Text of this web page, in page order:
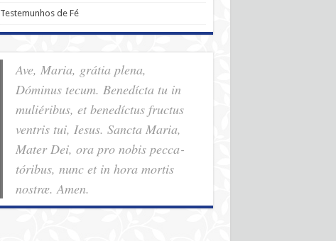
Testemunhos de Fé
Ave, Maria, grátia plena,
Dóminus tecum. Benedícta tu in
muliéribus, et benedíctus fructus
ventris tui, Iesus. Sancta Maria,
Mater Dei, ora pro nobis pec­ca­
tóribus, nunc et in hora mortis
nostræ. Amen.